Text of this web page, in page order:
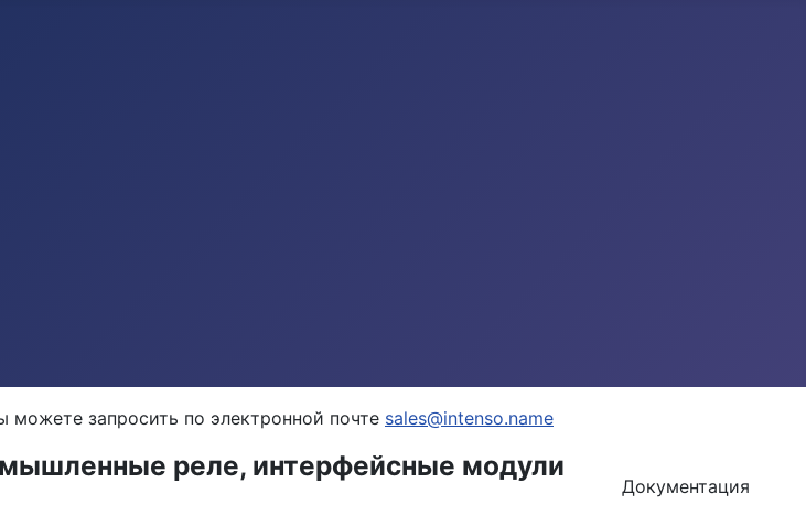
запросить по электронной почте sales@intenso.name
реле, интерфейсные модули
Документация